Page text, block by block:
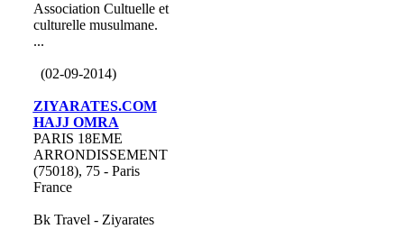
Association Cultuelle et
culturelle musulmane.
...
(02-09-2014)
ZIYARATES.COM
HAJJ OMRA
PARIS 18EME
ARRONDISSEMENT
(75018), 75 - Paris
France
Bk Travel - Ziyarates